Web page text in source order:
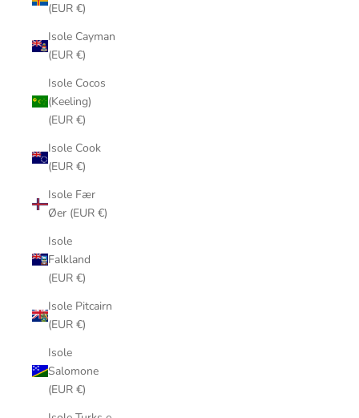
(EUR €)
Isole Cayman
(EUR €)
Isole Cocos
(Keeling)
(EUR €)
Isole Cook
(EUR €)
Isole Fær
Øer (EUR €)
Isole
Falkland
(EUR €)
Isole Pitcairn
(EUR €)
Isole
Salomone
(EUR €)